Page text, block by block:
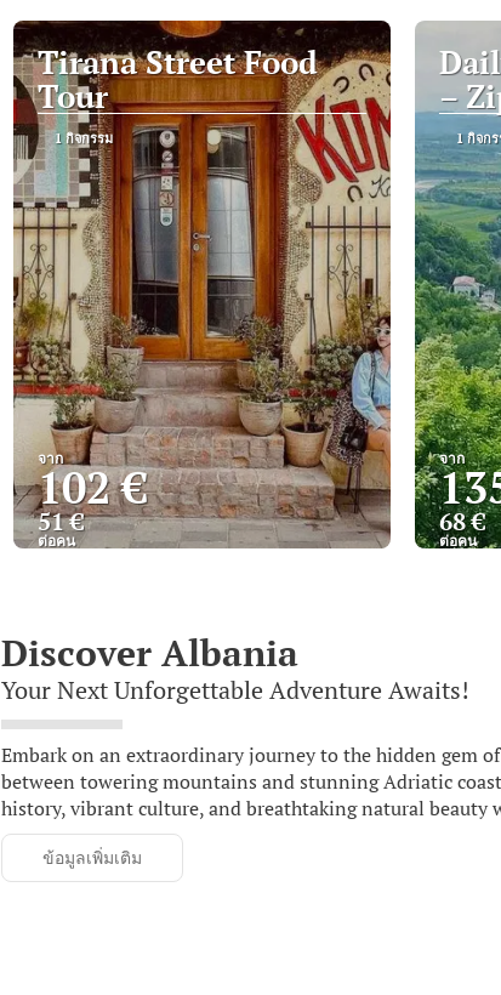
ดู
Tirana Street Food
Tour
1 กิจกรรม
จาก
102 €
51 €
ต่อคน
–
1 กิจก
จาก
68 €
ต่อคน
Discover Albania
Your Next Unforgettable Adventure Awaits!
Embark on an extraordinary journey to the hidden gem
between towering mountains and stunning Adriatic
history, vibrant culture, and breathtaking natural beauty
ข้อมูลเพิ่มเติม